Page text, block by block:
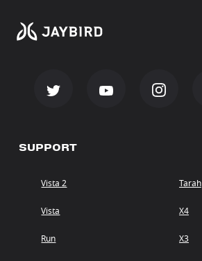
SUPPORT
Vista 2
Vista
Run
Tarah
X4
X3